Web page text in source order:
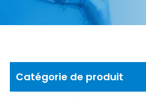
Catégorie de produit